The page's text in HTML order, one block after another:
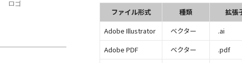
ロゴ
ファイル形式 種類
拡張
Adobe Illustrator
ベクター
.ai
Adobe PDF
ベクター
.pdf